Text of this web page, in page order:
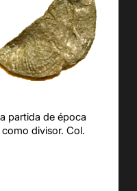
partida de época
divisor. Col.